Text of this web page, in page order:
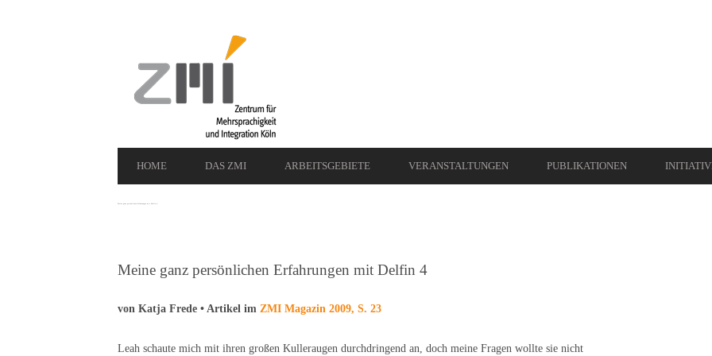
Navigation
HOME DAS ZMI ARBEITSGEBIETE VERANSTALTUNGEN PUBLIKATIONEN
Meine ganz persönlichen Erfahrungen mit Delfin 4
von Katja Frede • Artikel im ZMI Magazin 2009, S. 23
Leah schaute mich mit ihren großen Kulleraugen durchdringend an, doch meine Fragen wollte sie nicht